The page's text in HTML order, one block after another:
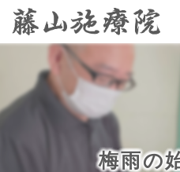
梅雨の